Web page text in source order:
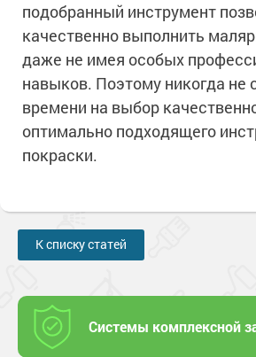
подобранный инструмент
качественно выполнить
даже не имея особых
навыков. Поэтому никогда не
времени на выбор
оптимально подходящего
покраски.
К списку статей
Системы комплексной